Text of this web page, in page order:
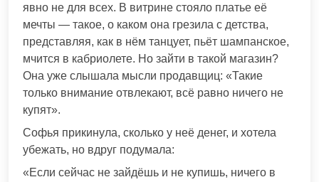
явно не для всех. В витрине стояло платье её
мечты — такое, о каком она грезила с детства,
представляя, как в нём танцует, пьёт шампанское,
мчится в кабриолете. Но зайти в такой магазин?
Она уже слышала мысли продавщиц: «Такие
только внимание отвлекают, всё равно ничего не
купят».
Софья прикинула, сколько у неё денег, и хотела
убежать, но вдруг подумала:
«Если сейчас не зайдёшь и не купишь, ничего в